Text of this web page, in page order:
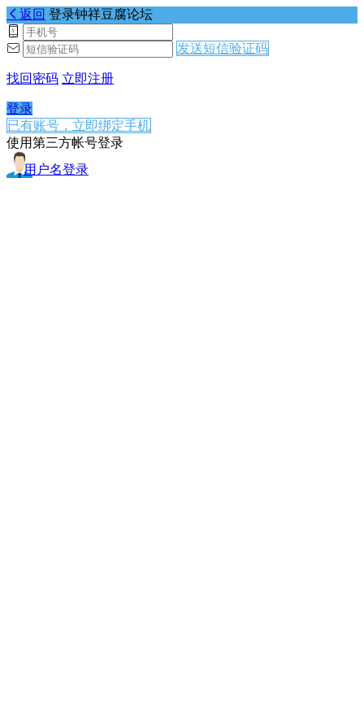
返回 登录钟祥豆腐论坛
发送短信验证码
找回密码 立即注册
登录
已有账号，立即绑定手机
使用第三方帐号登录
用户名登录